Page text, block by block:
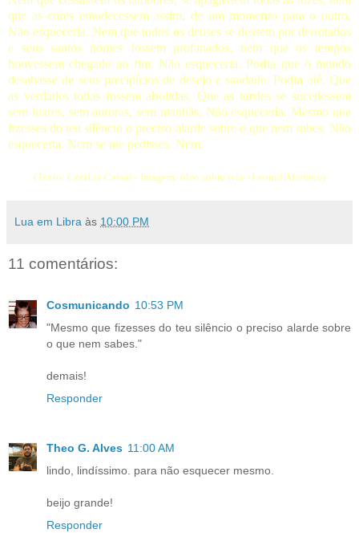
que as cores emudecessem assim, de um momento para o outro.
Não esqueceria. Nem que todos os deuses se dessem por derrotados
e seus santos nomes fossem profanados, nem que os tempos
houvessem chegado ao fim. Não esqueceria. Podia que o mundo
desabasse de seus precipícios de desejo e saudade. Podia até. Que
as verdades todas fossem abolidas. Que as tardes se sucedessem
sem luares, sem auroras, sem manhãs. Não esqueceria. Mesmo que
fizesses do teu silêncio o preciso alarde sobre o que nem sabes. Não
esqueceria. Nem se me pedisses. Nem.
(Texto: CeciLia Cassal - Imagem: óleo sobre tela - Leonid Afremov)
Lua em Libra às 10:00 PM
11 comentários:
Cosmunicando 10:53 PM
"Mesmo que fizesses do teu silêncio o preciso alarde sobre
o que nem sabes."
demais!
Responder
Theo G. Alves 11:00 AM
lindo, lindíssimo. para não esquecer mesmo.
beijo grande!
Responder